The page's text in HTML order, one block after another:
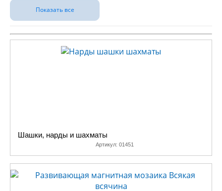
Показать все
Шашки, нарды и шахматы
Артикул: 01451